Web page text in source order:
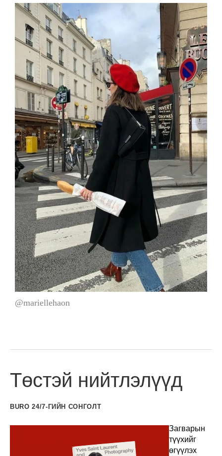
@mariellehaon
Төстэй нийтлэлүүд
BURO 24/7-ГИЙН СОНГОЛТ
Загварын
түүхийг
өгүүлэх